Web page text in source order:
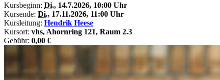
Kursbeginn: Di., 14.7.2026, 10:00 Uhr
Kursende: Di., 17.11.2026, 11:00 Uhr
Kursleitung: Hendrik Heese
Kursort: vhs, Ahornring 121, Raum 2.3
Gebühr: 0,00 €